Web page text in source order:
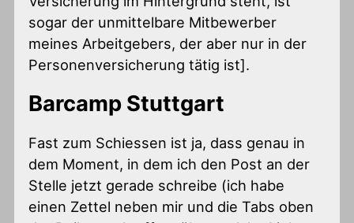
sogar der unmittelbare Mitbewerber
meines Arbeitgebers, der aber nur in der
Personenversicherung tätig ist].
Barcamp Stuttgart
Fast zum Schiessen ist ja, dass genau in
dem Moment, in dem ich den Post an der
Stelle jetzt gerade schreibe (ich habe
einen Zettel neben mir und die Tabs oben